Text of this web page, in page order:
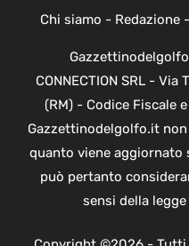
Chi siamo - Redazione-
CONNECTION SRL -
(RM) - Codice Fiscale
Gazzettinodelgolfo.it
quanto viene aggiornato
può pertanto
sensi della